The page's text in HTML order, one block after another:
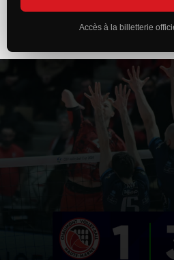
Accès à la billetterie